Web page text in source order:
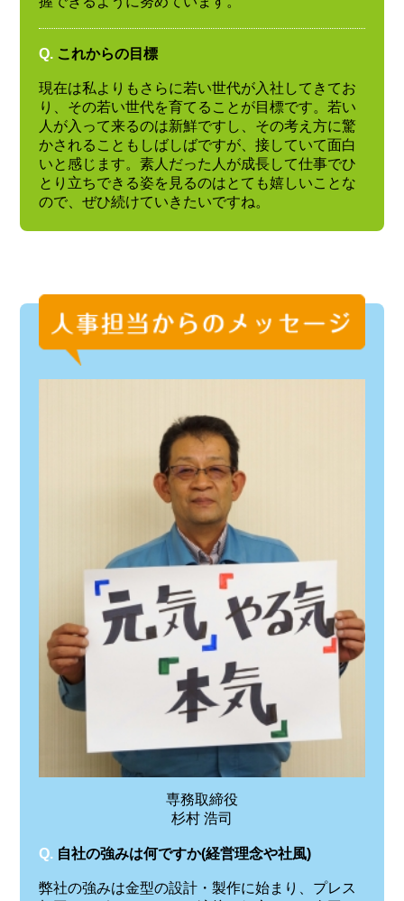
Q. これからの目標
現在は私よりもさらに若い世代が入社してきてお
り、その若い世代を育てることが目標です。若い
人が入って来るのは新鮮ですし、その考え方に驚
かされることもしばしばですが、接していて面白
いと感じます。素人だった人が成長して仕事でひ
とり立ちできる姿を見るのはとても嬉しいことな
ので、ぜひ続けていきたいですね。
専務取締役
杉村 浩司
Q. 自社の強みは何ですか(経営理念や社風)
弊社の強みは金型の設計・製作に始まり、プレス